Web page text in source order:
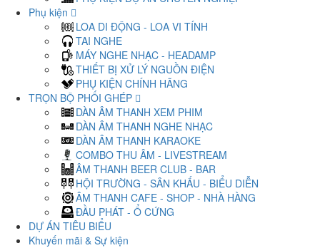
Phụ kiện
LOA DI ĐỘNG - LOA VI TÍNH
TAI NGHE
MÁY NGHE NHẠC - HEADAMP
THIẾT BỊ XỬ LÝ NGUỒN ĐIỆN
PHỤ KIỆN CHÍNH HÃNG
TRỌN BỘ PHỐI GHÉP
DÀN ÂM THANH XEM PHIM
DÀN ÂM THANH NGHE NHẠC
DÀN ÂM THANH KARAOKE
COMBO THU ÂM - LIVESTREAM
ÂM THANH BEER CLUB - BAR
HỘI TRƯỜNG - SÂN KHẤU - BIỂU DIỄN
ÂM THANH CAFE - SHOP - NHÀ HÀNG
ĐẦU PHÁT - Ổ CỨNG
DỰ ÁN TIÊU BIỂU
Khuyến mãi & Sự kiện